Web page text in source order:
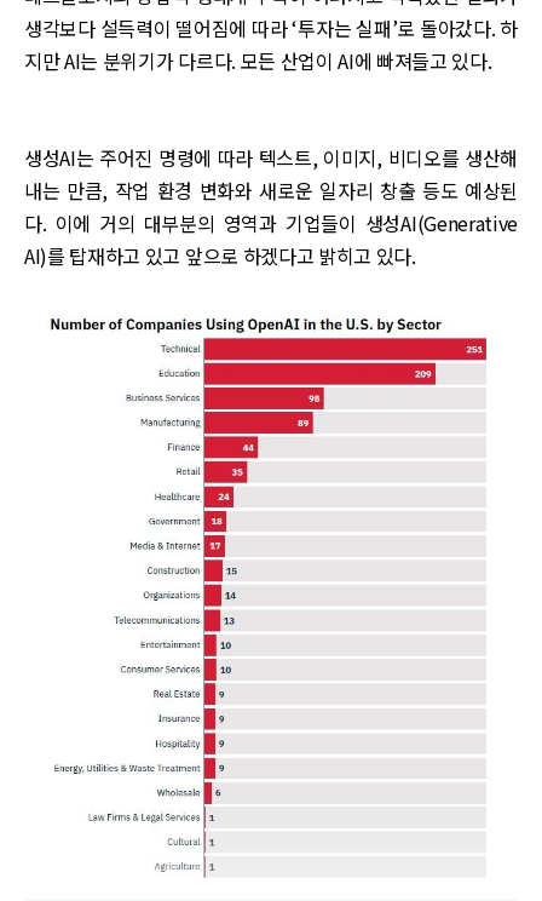
생각보다 설득력이 떨어짐에 따라 ‘투자는 실패’로 돌아갔다. 하
지만 AI는 분위기가 다르다. 모든 산업이 AI에 빠져들고 있다.
생성AI는 주어진 명령에 따라 텍스트, 이미지, 비디오를 생산해
내는 만큼, 작업 환경 변화와 새로운 일자리 창출 등도 예상된
다. 이에 거의 대부분의 영역과 기업들이 생성AI(Generative
AI)를 탑재하고 있고 앞으로 하겠다고 밝히고 있다.